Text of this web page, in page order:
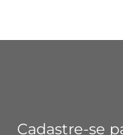
Cadastre-se